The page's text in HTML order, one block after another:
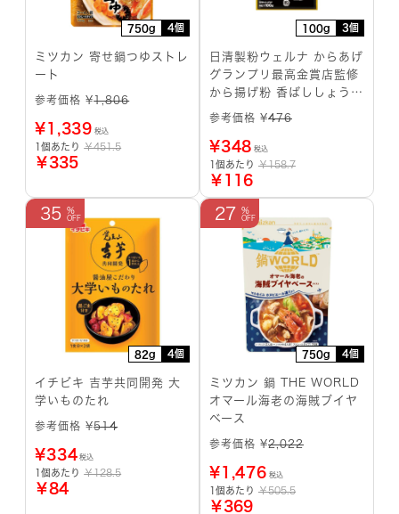
750g 4個
ミツカン 寄せ鍋つゆストレ
ート
参考価格 ¥1,806
¥1,339 税込
1個あたり￥451.5
￥335
100g 3個
日清製粉ウェルナ からあげ
グランプリ最高金賞店監修
から揚げ粉 香ばししょうゆ
味
参考価格 ¥476
¥348 税込
1個あたり ￥158.7
￥116
82g 4個
35
イチビキ 吉芋共同開発 大
学いものたれ
参考価格 ¥514
¥334 税込
1個あたり￥128.5
￥84
750g 4個
27
ミツカン 鍋 THE WORLD
オマール海老の海賊ブイヤ
ベース
参考価格 ¥2,022
¥1,476 税込
1個あたり ￥505.5
￥369